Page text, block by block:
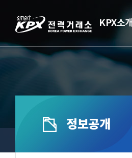
KPX소개
정보공개